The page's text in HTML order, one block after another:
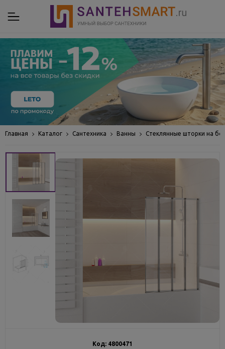
Главная Каталог Сантехника Ванны Стеклянные шторки на
Код: 4800471